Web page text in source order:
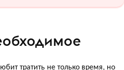
тратить не только время, но